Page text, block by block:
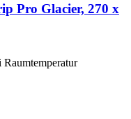
Pro Glacier, 270 x